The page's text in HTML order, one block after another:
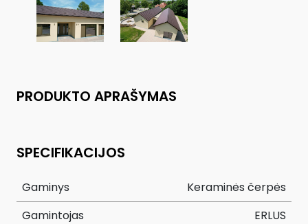
PRODUKTO APRAŠYMAS
SPECIFIKACIJOS
Gaminys
Keraminės čerpės
Gamintojas
ERLUS